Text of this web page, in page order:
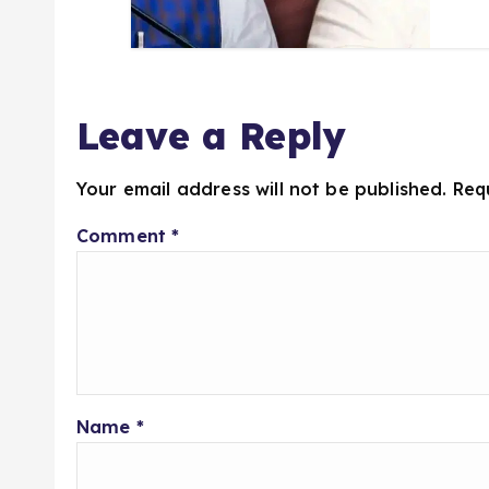
Leave a Reply
Your email address will not be published.
Comment*
Name *